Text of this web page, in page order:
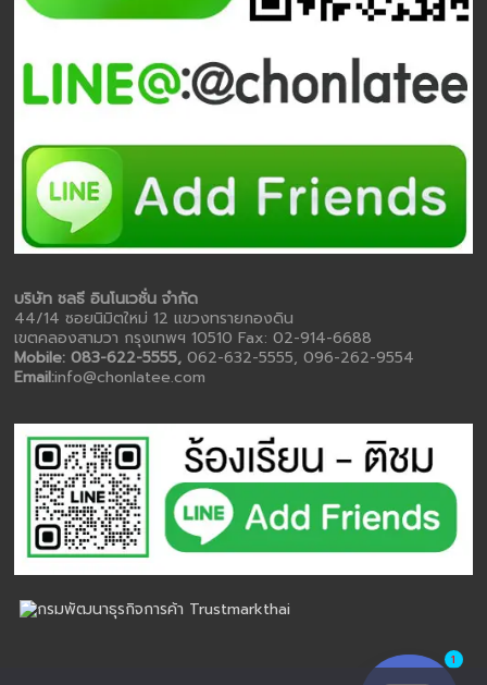
บริษัท ชลธี อินโนเวชั่น จำกัด
44/14 ซอยนิมิตใหม่ 12 แขวงทรายกองดิน
เขตคลองสามวา กรุงเทพฯ 10510 Fax: 02-914-6688
Mobile: 083-622-5555,062-632-5555, 096-262-9554
Email:info@chonlatee.com
1